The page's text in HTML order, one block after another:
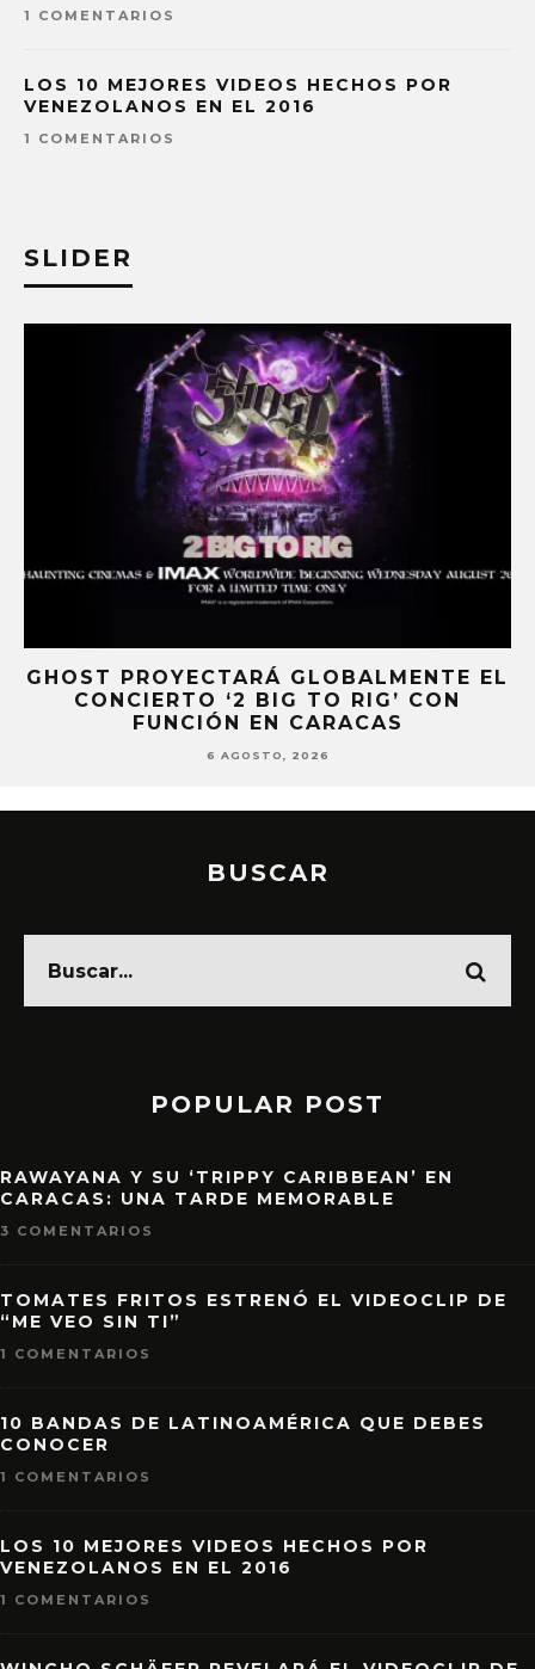
1 COMENTARIOS
LOS 10 MEJORES VIDEOS HECHOS POR
VENEZOLANOS EN EL 2016
1 COMENTARIOS
SLIDER
GHOST PROYECTARÁ GLOBALMENTE EL
CONCIERTO ‘2 BIG TO RIG’ CON
FUNCIÓN EN CARACAS
6 AGOSTO, 2026
BUSCAR
POPULAR POST
RAWAYANA Y SU ‘TRIPPY CARIBBEAN’ EN
CARACAS: UNA TARDE MEMORABLE
3 COMENTARIOS
TOMATES FRITOS ESTRENÓ EL VIDEOCLIP DE
“ME VEO SIN TI”
1 COMENTARIOS
10 BANDAS DE LATINOAMÉRICA QUE DEBES
CONOCER
1 COMENTARIOS
LOS 10 MEJORES VIDEOS HECHOS POR
VENEZOLANOS EN EL 2016
1 COMENTARIOS